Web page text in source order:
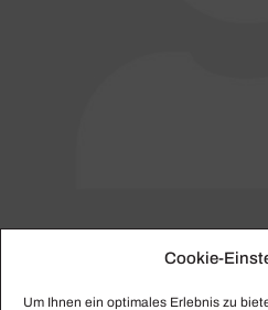
Cookie-
Um Ihnen ein optimales Erlebnis zu